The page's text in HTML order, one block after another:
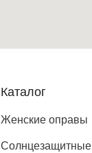
Солнцезащитные
Женские оправы
Каталог